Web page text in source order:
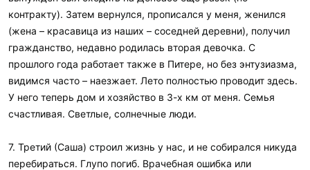
контракту). Затем вернулся, прописался у меня, женился
(жена – красавица из наших – соседней деревни), получил
гражданство, недавно родилась вторая девочка. С
прошлого года работает также в Питере, но без энтузиазма,
видимся часто – наезжает. Лето полностью проводит здесь.
У него теперь дом и хозяйство в 3-х км от меня. Семья
счастливая. Светлые, солнечные люди.
7. Третий (Саша) строил жизнь у нас, и не собирался никуда
перебираться. Глупо погиб. Врачебная ошибка или